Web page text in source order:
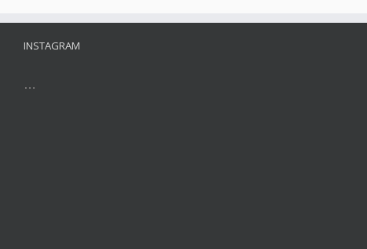
INSTAGRAM
…